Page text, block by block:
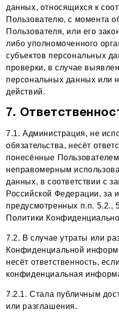
данных, относящихся к
Пользователю, с момента
Пользователя, или его
либо уполномоченного
субъектов персональных
проверки, в случае
персональных данных или
действий.
7.
7.1. Администрация, не
обязательства, несёт
понесённые
неправомерным
данных, в соответствии с
Российской Федерации, за
предусмотренных п.п. 5.2.,
Политики
7.2. В случае утраты или
Конфиденциальной
несёт ответственность,
конфиденциальная
7.2.1. Стала публичным
или разглашения.